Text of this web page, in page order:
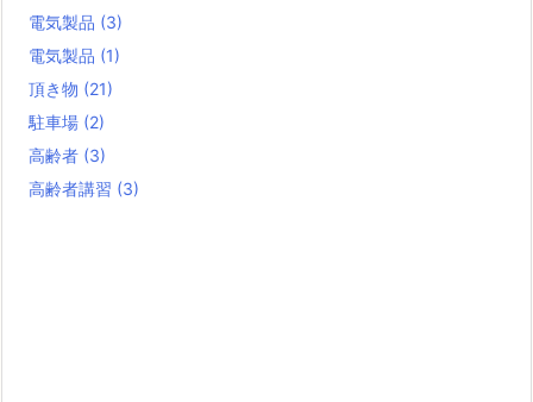
電気製品 (3)
電気製品 (1)
頂き物 (21)
駐車場 (2)
高齢者 (3)
高齢者講習 (3)